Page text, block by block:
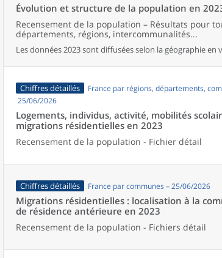
Évolution et structure de la population en
Recensement de la population – Résultats pour
départements, régions, intercommunalités...
Les données 2023 sont diffusées selon la géographie en
Chiffres détaillés
France par régions, départements,
25/06/2026
Logements, individus, activité, mobilités
migrations résidentielles en 2023
Recensement de la population - Fichier détail
Chiffres détaillés France par communes – 25/06/2026
Migrations résidentielles : localisation à la
de résidence antérieure en 2023
Recensement de la population - Fichiers détail